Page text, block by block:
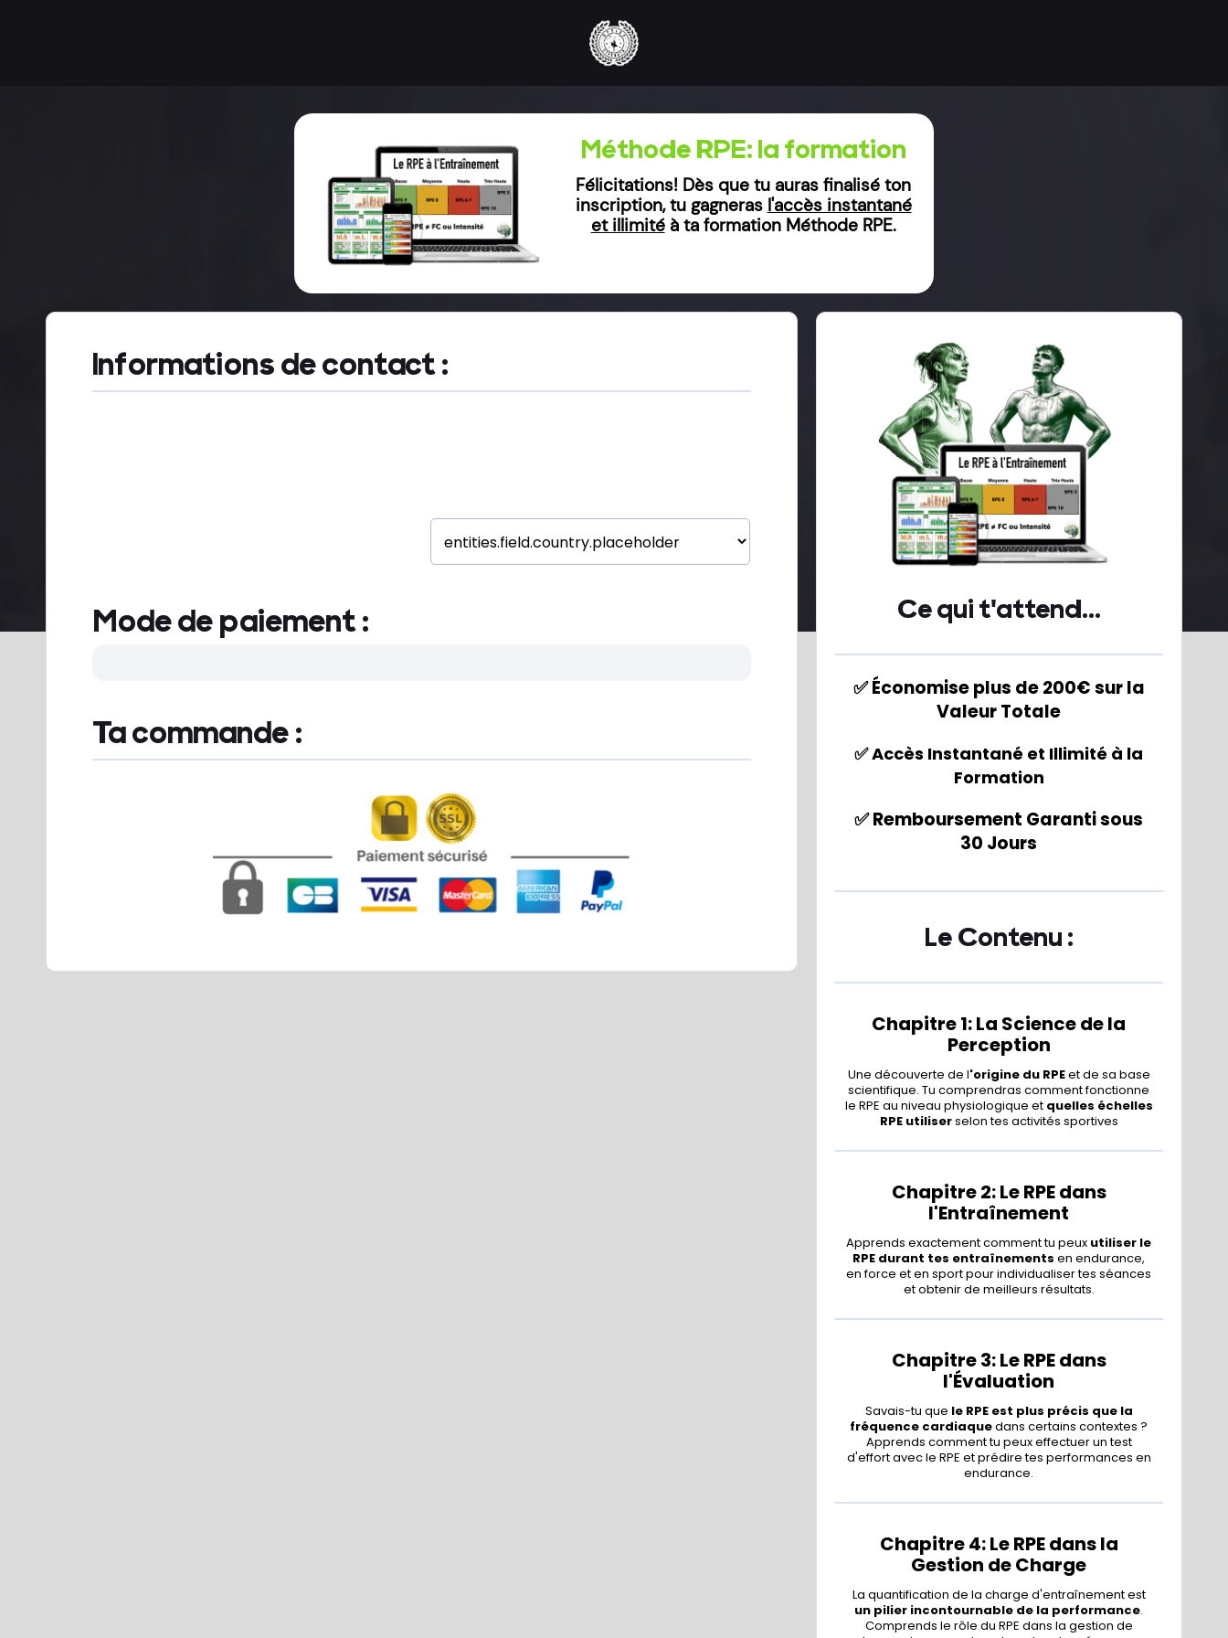
Méthode RPE: la formation
Félicitations! Dès que tu auras finalisé ton
inscription, tu gagneras l'accès instantané
et illimitéà ta formation Méthode RPE.
Informations de contact :
Mode de paiement :
Ta commande :
Ce qui t'attend...
✅ Économise plus de 200€ sur la
Valeur Totale
✅ Accès Instantané et Illimité à la
Formation
✅ Remboursement Garanti sous
30 Jours
Le Contenu :
Chapitre 1: La Science de la
Perception
Une découverte de l'origine du RPEet de sa base
scientifique. Tu comprendras comment fonctionne
le RPE au niveau physiologique et quelles échelles
RPE utiliserselon tes activités sportives
Chapitre 2: Le RPE dans
l'Entraînement
Apprends exactement comment tu peux utiliser le
RPE durant tes entraînements en endurance,
en force et en sport pour individualiser tes séances
et obtenir de meilleurs résultats.
Chapitre 3: Le RPE dans
l'Évaluation
Savais-tu que le RPE est plus précis que la
fréquence cardiaquedans certains contextes ?
Apprends comment tu peux effectuer un test
d'effort avec le RPE et prédire tes performances en
endurance.
Chapitre 4: Le RPE dans la
Gestion de Charge
La quantification de la charge d'entraînement est
un pilier incontournable de la performance.
Comprends le rôle du RPE dans la gestion de